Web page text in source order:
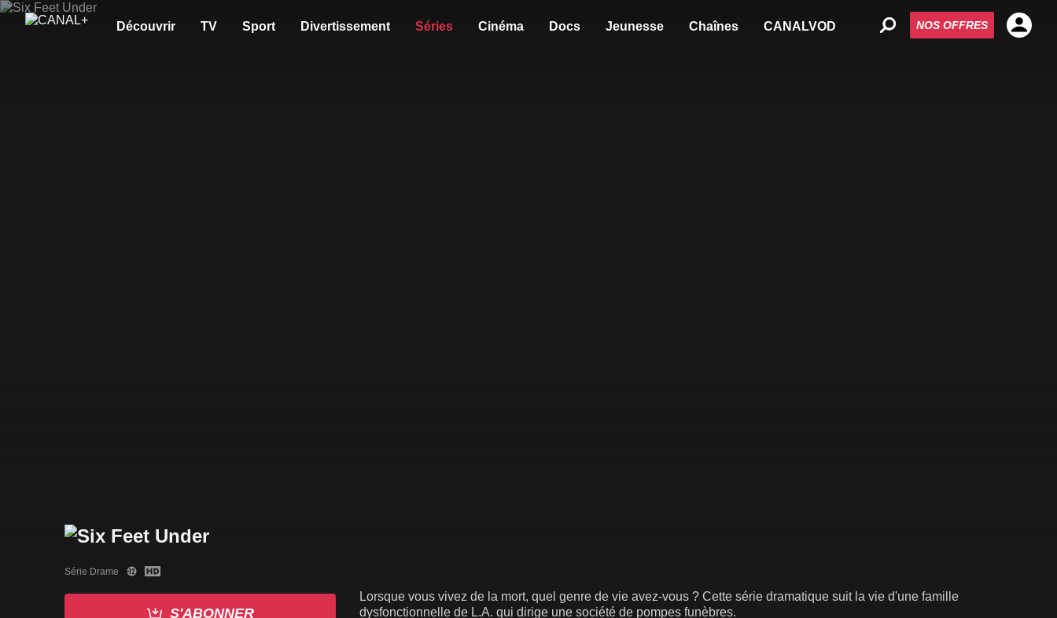
Découvrir TV Sport Divertissement Séries Cinéma Docs Jeunesse Chaînes CANALVOD NOS OFFRES
Série Drame
S'ABONNER
Lorsque vous vivez de la mort, quel genre de vie avez-vous ? Cette série dramatique suit la vie d'une famille
dysfonctionnelle de L.A. qui dirige une société de pompes funèbres.